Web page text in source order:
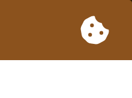
Sie daher längere